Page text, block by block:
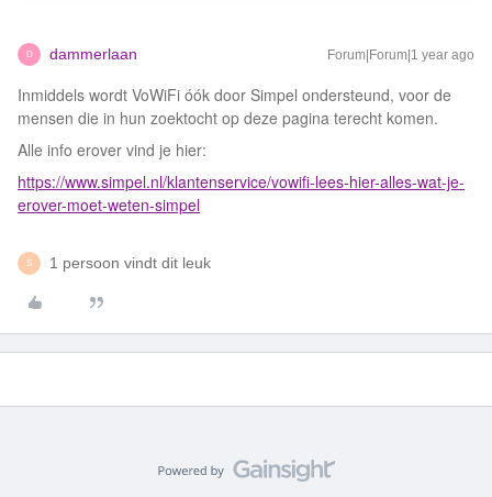
D dammerlaan Forum|Forum|1 year ago
Inmiddels wordt VoWiFi óók door Simpel ondersteund, voor de
mensen die in hun zoektocht op deze pagina terecht komen.
Alle info erover vind je hier:
https://www.simpel.nl/klantenservice/vowifi-lees-hier-alles-wat-je-
erover-moet-weten-simpel
S 1 persoon vindt dit leuk